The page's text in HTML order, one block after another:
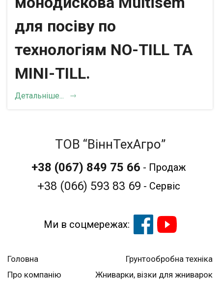
для посіву по
технологіям NO-TILL ТА
MINI-TILL.
Детальніше...
ТОВ “ВіннТехАгро”
+38 (067) 849 75 66 - Продаж
+38 (066) 593 83 69 - Сервіс
Ми в соцмережах:
Головна
Про компанію
Грунтообробна техніка
Жниварки, візки для жниварок